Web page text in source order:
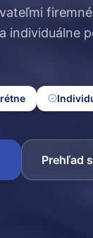
individuálne
Prehľad